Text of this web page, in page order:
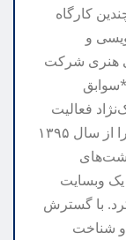
کارگاه
و
هنری شرکت
فعالیت
حرفه‌ای خود را از سال ۱۳۹۵
وبسایت
با گسترش
شناخت